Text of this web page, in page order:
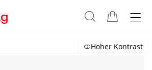
Hoher Kontrast